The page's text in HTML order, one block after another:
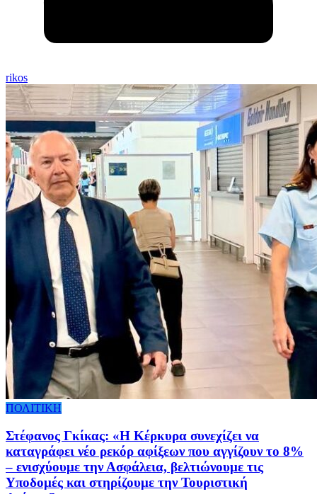
rikos
ΠΟΛΙΤΙΚΗ
Στέφανος Γκίκας: «Η Κέρκυρα συνεχίζει να
καταγράφει νέο ρεκόρ αφίξεων που αγγίζουν το 8%
– ενισχύουμε την Ασφάλεια, βελτιώνουμε τις
Υποδομές και στηρίζουμε την Τουριστική